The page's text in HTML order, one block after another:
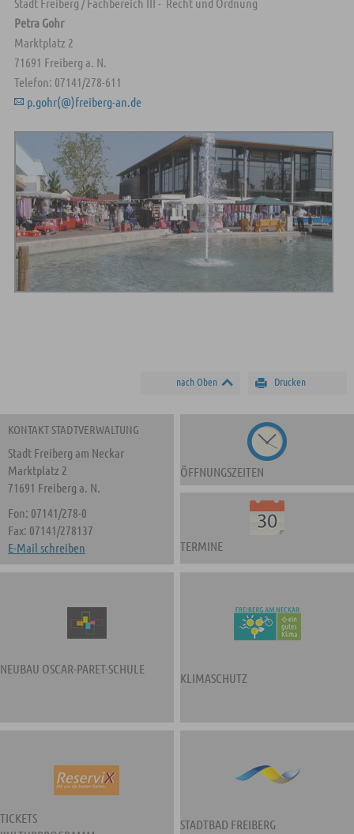
Petra Gohr
Marktplatz 2
71691 Freiberg a. N.
Telefon: 07141/278-611
p.gohr(@)freiberg-an.de
Drucken
nach Oben
KONTAKT STADTVERWALTUNG
Stadt Freiberg am Neckar
Marktplatz 2
71691 Freiberg a. N.
Fon: 07141/278-0
Fax: 07141/278137
E-Mail schreiben
ÖFFNUNGSZEITEN
TERMINE
NEUBAU OSCAR-PARET-SCHULE
KLIMASCHUTZ
TICKETS
STADTBAD FREIBERG